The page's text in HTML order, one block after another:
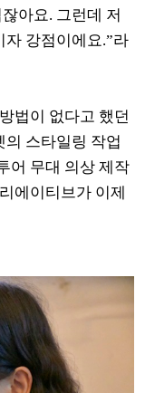
아요. 그런데 저
자 강점이에요.”라
법이 없다고 했던
의 스타일링 작업
어 무대 의상 제작
에이티브가 이제